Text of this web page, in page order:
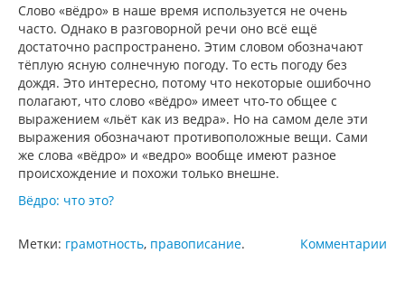
Слово «вёдро» в наше время используется не очень
часто. Однако в разговорной речи оно всё ещё
достаточно распространено. Этим словом обозначают
тёплую ясную солнечную погоду. То есть погоду без
дождя. Это интересно, потому что некоторые ошибочно
полагают, что слово «вёдро» имеет что-то общее с
выражением «льёт как из ведра». Но на самом деле эти
выражения обозначают противоположные вещи. Сами
же слова «вёдро» и «ведро» вообще имеют разное
происхождение и похожи только внешне.
Вёдро: что это?
Комментарии
Метки: грамотность, правописание.